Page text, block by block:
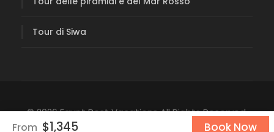
From $1,345 Book Now
Tour di Siwa
© 2026 Egypt Best Vacations All Rights Reserved.